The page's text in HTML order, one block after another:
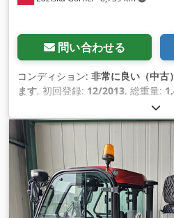
問い合わせる
コンディション: 非常に良い（中古）
ます, 初回登録: 12/2013, 総重量:
, アク
イドロスタティック, サスペンショ
間:
1,750 h , 装備: ABS（アンチロ
デファレンシャルロック, パーキン
全輪駆動, 油圧, 追加ヘッドライト